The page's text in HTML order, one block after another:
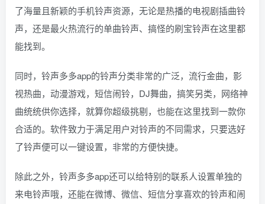
了海量且新颖的手机铃声资源，无论是热播的电视剧插曲铃
声，还是最火热流行的单曲铃声、搞怪的刷宝铃声在这里都
能找到。
同时，铃声多多app的铃声分类非常的广泛，流行金曲，影
视热曲，动漫游戏，短信闹铃，DJ舞曲，搞笑另类，网络神
曲统统供你选择，就算你超级挑剔，也能在这里找到一款你
合适的。软件致力于满足用户对铃声的不同需求，只要选好
了铃声便可以一键设置，非常的方便快捷。
除此之外，铃声多多app还可以给特别的联系人设置单独的
来电铃声哦，还能在微博、微信、短信分享喜欢的铃声和闹